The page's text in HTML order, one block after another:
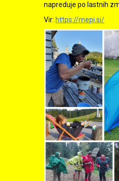
napreduje po lastnih
Vir: https://mepi.si/